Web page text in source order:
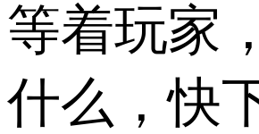
等着玩家
什么，快